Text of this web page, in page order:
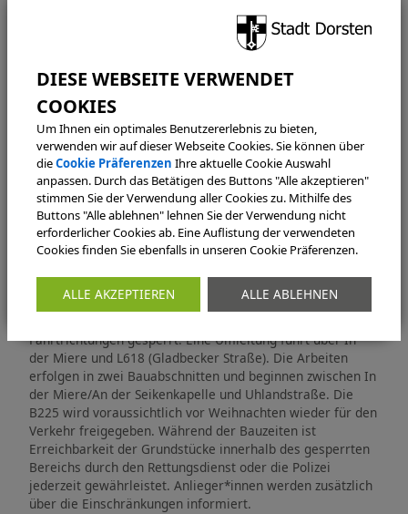
Dasselbe gilt auch für Sperrmülltermine, die in diesem
der Abfall bereits um 6.00 Uhr an der Straße bereitgestellt
Ergänzend hier noch einmal die Pressemitteilung von
Straßen.NRW zur Sperrung der Kirchhellener Allee im
Abschnitt Gladbecker Straße bis In der Miere / An der
Seikenkapelle.
B225: Kirchhellener Allee in Dorsten gesperrt
Dorsten (straßen.nrw).Die Straßen.NRW-
die B225 ab Montag (1.12.) zwischen L618 (Gladbecker
Fahrtrichtungen gesperrt. Eine Umleitung führt über In
der Miere und L618 (Gladbecker Straße). Die Arbeiten
erfolgen in zwei Bauabschnitten und beginnen zwischen In
der Miere/An der Seikenkapelle und Uhlandstraße. Die
B225 wird voraussichtlich vor Weihnachten wieder für den
Verkehr freigegeben. Während der Bauzeiten ist
Erreichbarkeit der Grundstücke innerhalb des gesperrten
Bereichs durch den Rettungsdienst oder die Polizei
jederzeit gewährleistet. Anlieger*innen werden zusätzlich
über die Einschränkungen informiert.
Um Ihnen ein optimales Benutzererlebnis zu bieten,
verwenden wir auf dieser Webseite Cookies. Sie können über
dieCookie Präferenzen Ihre aktuelle Cookie Auswahl
anpassen. Durch das Betätigen des Buttons "Alle akzeptieren"
stimmen Sie der Verwendung aller Cookies zu. Mithilfe des
Buttons "Alle ablehnen" lehnen Sie der Verwendung nicht
erforderlicher Cookies ab. Eine Auflistung der verwendeten
Cookies finden Sie ebenfalls in unseren Cookie Präferenzen.
ALLE AKZEPTIEREN ALLE ABLEHNEN